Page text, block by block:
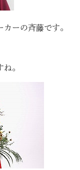
ーの斉藤です。
。